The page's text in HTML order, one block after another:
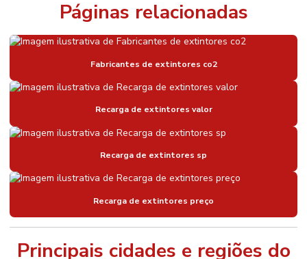
Páginas relacionadas
Fabricantes de extintores co2
Recarga de extintores valor
Recarga de extintores sp
Recarga de extintores preço
Principais cidades e regiões do